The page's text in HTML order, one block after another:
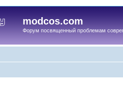
modcos.com
Форум посвященный проблемам